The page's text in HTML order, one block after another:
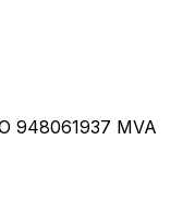
948061937 MVA